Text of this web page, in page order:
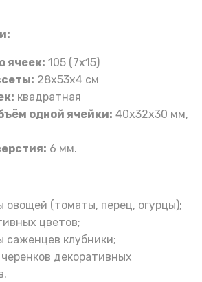
ячеек: 105 (7х15)
28х53х4 см
квадратная
одной ячейки: 40х32х30 мм,
6 мм.
овощей (томаты, перец, огурцы);
цветов;
саженцев клубники;
декоративных